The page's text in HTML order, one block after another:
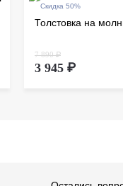
Скидка 50%
Толстовка на
7 890 ₽
3 945 ₽